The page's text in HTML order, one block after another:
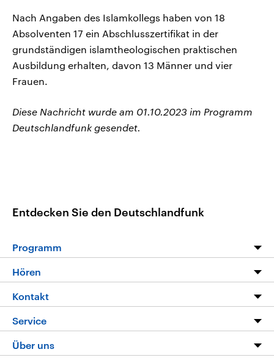
Nach Angaben des Islamkollegs haben von 18
Absolventen 17 ein Abschlusszertifikat in der
grundständigen islamtheologischen praktischen
Ausbildung erhalten, davon 13 Männer und vier
Frauen.
Diese Nachricht wurde am 01.10.2023 im Programm
Deutschlandfunk gesendet.
Entdecken Sie den Deutschlandfunk
Programm
Programm
Die Nachrichten
Nachrichtenleicht
Neue Beiträge auf dlf.de
Hören
Livestream
Podcasts
Deutschlandfunk App
Kontakt
Hörerservice
Service
FAQ
Über uns